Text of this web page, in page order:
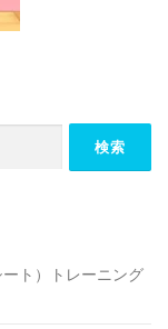
ト）トレーニング